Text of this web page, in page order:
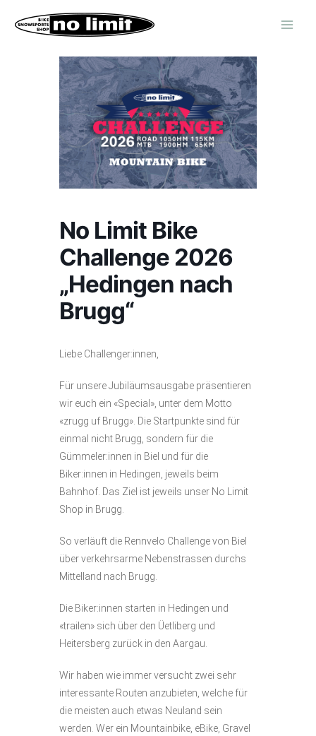
Inhalt
No Limit Bike
Challenge 2026
„Hedingen nach
Brugg“
Liebe Challenger:innen,
Für unsere Jubiläumsausgabe präsentieren
wir euch ein «Special», unter dem Motto
«zrugg uf Brugg». Die Startpunkte sind für
einmal nicht Brugg, sondern für die
Gümmeler:innen in Biel und für die
Biker:innen in Hedingen, jeweils beim
Bahnhof. Das Ziel ist jeweils unser No Limit
Shop in Brugg.
So verläuft die Rennvelo Challenge von Biel
über verkehrsarme Nebenstrassen durchs
Mittelland nach Brugg.
Die Biker:innen starten in Hedingen und
«trailen» sich über den Üetliberg und
Heitersberg zurück in den Aargau.
Wir haben wie immer versucht zwei sehr
interessante Routen anzubieten, welche für
die meisten auch etwas Neuland sein
werden. Wer ein Mountainbike, eBike, Gravel